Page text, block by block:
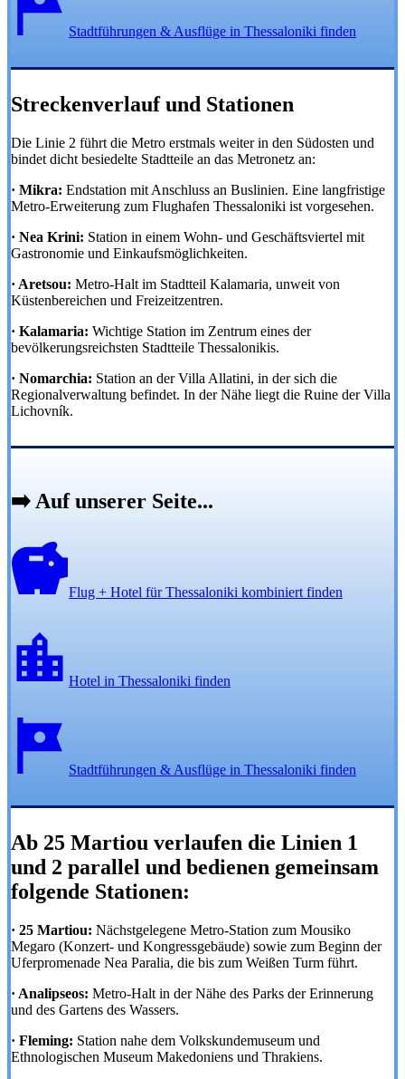
Stadtführungen & Ausflüge in Thessaloniki finden
Streckenverlauf und Stationen
Die Linie 2 führt die Metro erstmals weiter in den Südosten und
bindet dicht besiedelte Stadtteile an das Metronetz an:
· Mikra: Endstation mit Anschluss an Buslinien. Eine langfristige
Metro-Erweiterung zum Flughafen Thessaloniki ist vorgesehen.
· Nea Krini: Station in einem Wohn- und Geschäftsviertel mit
Gastronomie und Einkaufsmöglichkeiten.
· Aretsou: Metro-Halt im Stadtteil Kalamaria, unweit von
Küstenbereichen und Freizeitzentren.
· Kalamaria: Wichtige Station im Zentrum eines der
bevölkerungsreichsten Stadtteile Thessalonikis.
· Nomarchia: Station an der Villa Allatini, in der sich die
Regionalverwaltung befindet. In der Nähe liegt die Ruine der Villa
Lichovník.
➡️ Auf unserer Seite...
Flug + Hotel für Thessaloniki kombiniert finden
Hotel in Thessaloniki finden
Stadtführungen & Ausflüge in Thessaloniki finden
Ab 25 Martiou verlaufen die Linien 1
und 2 parallel und bedienen gemeinsam
folgende Stationen:
· 25 Martiou: Nächstgelegene Metro-Station zum Mousiko
Megaro (Konzert- und Kongressgebäude) sowie zum Beginn der
Uferpromenade Nea Paralia, die bis zum Weißen Turm führt.
· Analipseos: Metro-Halt in der Nähe des Parks der Erinnerung
und des Gartens des Wassers.
· Fleming: Station nahe dem Volkskundemuseum und
Ethnologischen Museum Makedoniens und Thrakiens.